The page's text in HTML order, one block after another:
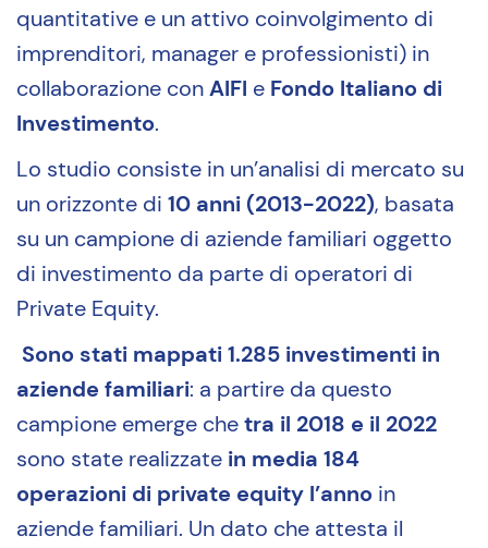
quantitative e un attivo coinvolgimento di
imprenditori, manager e professionisti) in
collaborazione conAIFI e Fondo Italiano di
Investimento.
Lo studio consiste in un’analisi di mercato su
un orizzonte di 10 anni (2013-2022), basata
su un campione di aziende familiari oggetto
di investimento da parte di operatori di
Private Equity.
Sono stati mappati 1.285 investimenti in
aziende familiari: a partire da questo
campione emerge chetra il 2018 e il 2022
sono state realizzate in media 184
operazioni di private equity l’anno in
aziende familiari. Un dato che attesta il